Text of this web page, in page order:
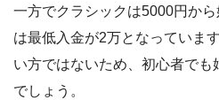
一方でクラシックは5000円か
は最低入金が2万となっていま
い方ではないため、初心者でも
でしょう。